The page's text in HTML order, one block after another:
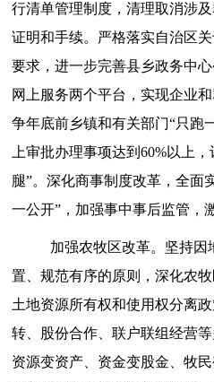
行清单管理制度，清理取消涉
证明和手续。 严格落实自治区
要求，进一步完善县乡政务中
网上服务两个平台，实现企业
争年底前乡镇和有关部门“只跑
上审批办理事项达到60%以上
腿”。深化商事制度改革，全面
一公开”，加强事中事后监管，
加强农牧区改革。 坚持因
置、规范有序的原则，深化农
土地资源所有权和使用权分离
转、股份合作、联户联组经营
资源变资产、资金变股金、牧